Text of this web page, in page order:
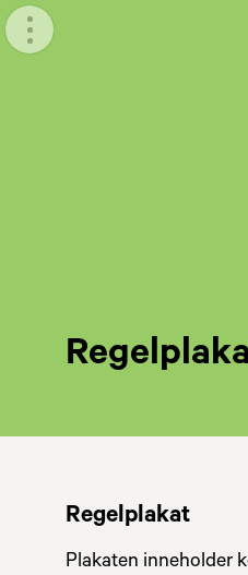
Meny
Regelplakat
Plakaten inneholder